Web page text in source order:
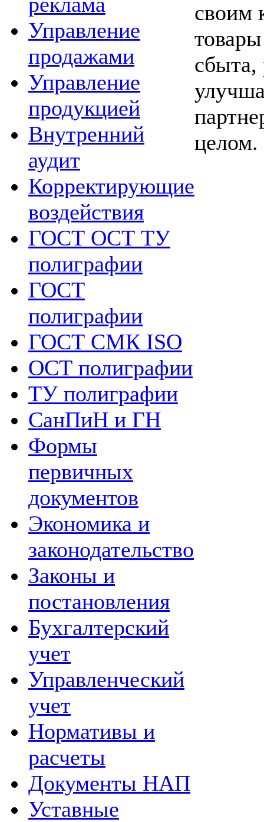
Управление
продажами
Управление
продукцией
Внутренний
аудит
Корректирующие
воздействия
ГОСТ ОСТ ТУ
полиграфии
ГОСТ
полиграфии
ГОСТ СМК ISO
ОСТ полиграфии
ТУ полиграфии
СанПиН и ГН
Формы
первичных
документов
Экономика и
законодательство
Законы и
постановления
Бухгалтерский
учет
Управленческий
учет
Нормативы и
расчеты
Документы НАП
Уставные
своим
сбыта,
целом.